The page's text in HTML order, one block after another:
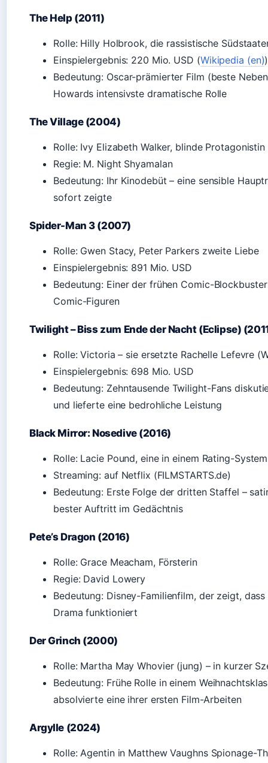
The Help (2011)
Rolle: Hilly Holbrook, die rassistische
Einspielergebnis: 220 Mio. USD (Wikipedia (en))
Bedeutung: Oscar-prämierter Film (beste
Howards intensivste dramatische Rolle
The Village (2004)
Rolle: Ivy Elizabeth Walker, blinde Protagonistin
Regie: M. Night Shyamalan
Bedeutung: Ihr Kinodebüt – eine sensible
sofort zeigte
Spider-Man 3 (2007)
Rolle: Gwen Stacy, Peter Parkers zweite Liebe
Einspielergebnis: 891 Mio. USD
Bedeutung: Einer der frühen Comic-
Comic-Figuren
Twilight – Biss zum Ende der Nacht (Eclipse)
Rolle: Victoria – sie ersetzte Rachelle Lefevre
Einspielergebnis: 698 Mio. USD
Bedeutung: Zehntausende Twilight-Fans
und lieferte eine bedrohliche Leistung
Black Mirror: Nosedive (2016)
Rolle: Lacie Pound, eine in einem Rating-
Streaming: auf Netflix (FILMSTARTS.de)
Bedeutung: Erste Folge der dritten Staffel –
bester Auftritt im Gedächtnis
Pete’s Dragon (2016)
Rolle: Grace Meacham, Försterin
Regie: David Lowery
Bedeutung: Disney-Familienfilm, der zeigt,
Drama funktioniert
Der Grinch (2000)
Rolle: Martha May Whovier (jung) – in kurzer
Bedeutung: Frühe Rolle in einem
absolvierte eine ihrer ersten Film-Arbeiten
Argylle (2024)
Rolle: Agentin in Matthew Vaughns Spionage-